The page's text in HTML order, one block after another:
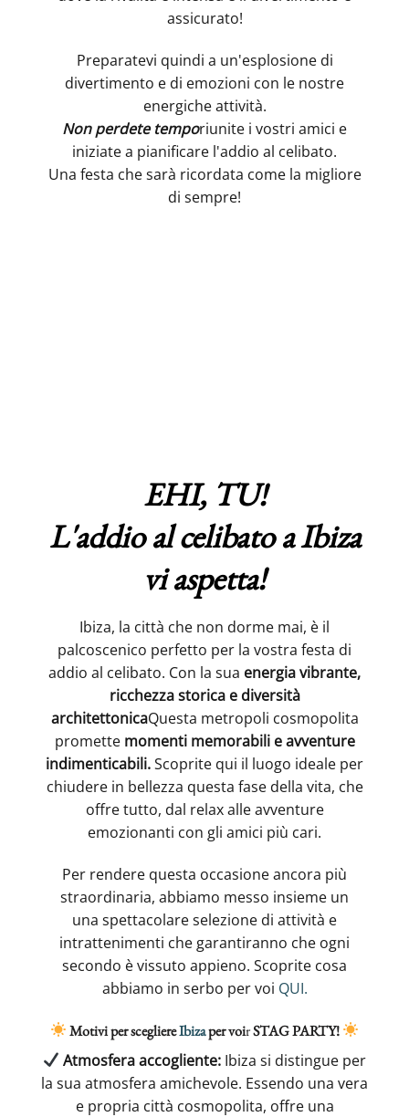
assicurato!
Preparatevi quindi a un'esplosione di
divertimento e di emozioni con le nostre
energiche attività.
Non perdete temporiunite i vostri amici e
iniziate a pianificare l'addio al celibato.
Una festa che sarà ricordata come la migliore
di sempre!
EHI, TU!
L'addio al celibato a Ibiza
vi aspetta!
Ibiza, la città che non dorme mai, è il
palcoscenico perfetto per la vostra festa di
addio al celibato. Con la sua energia vibrante,
ricchezza storica e diversità
architettonicaQuesta metropoli cosmopolita
promette momenti memorabili e avventure
indimenticabili.Scoprite qui il luogo ideale per
chiudere in bellezza questa fase della vita, che
offre tutto, dal relax alle avventure
emozionanti con gli amici più cari.
Per rendere questa occasione ancora più
straordinaria, abbiamo messo insieme un
una spettacolare selezione di attività e
intrattenimenti che garantiranno che ogni
secondo è vissuto appieno. Scoprite cosa
abbiamo in serbo per voi QUI.
Motivi per scegliereIbizaper voirSTAG PARTY!
Atmosfera accogliente: Ibiza si distingue per
la sua atmosfera amichevole. Essendo una vera
e propria città cosmopolita, offre una